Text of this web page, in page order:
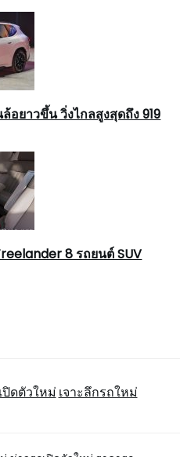
อยาวขึ้น วิ่งไกลสูงสุดถึง 919
8 รถยนต์ SUV
ปิดตัวใหม่ เจาะลึกรถใหม่